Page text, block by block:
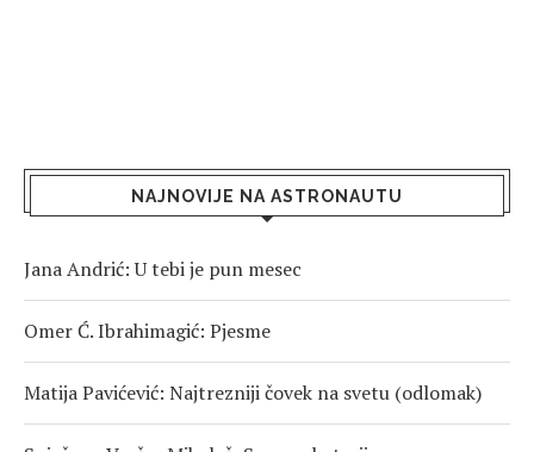
NAJNOVIJE NA ASTRONAUTU
Jana Andrić: U tebi je pun mesec
Omer Ć. Ibrahimagić: Pjesme
Matija Pavićević: Najtrezniji čovek na svetu (odlomak)